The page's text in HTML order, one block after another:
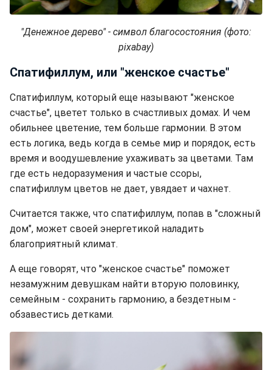
"Денежное дерево" - символ благосостояния (фото:
pixabay)
Спатифиллум, или "женское счастье"
Спатифиллум, который еще называют "женское
счастье", цветет только в счастливых домах. И чем
обильнее цветение, тем больше гармонии. В этом
есть логика, ведь когда в семье мир и порядок, есть
время и воодушевление ухаживать за цветами. Там
где есть недоразумения и частые ссоры,
спатифиллум цветов не дает, увядает и чахнет.
Считается также, что спатифиллум, попав в "сложный
дом", может своей энергетикой наладить
благоприятный климат.
А еще говорят, что "женское счастье" поможет
незамужним девушкам найти вторую половинку,
семейным - сохранить гармонию, а бездетным -
обзавестись детками.